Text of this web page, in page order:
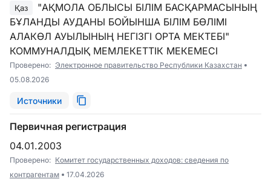
Қаз
"АҚМОЛА ОБЛЫСЫ БІЛІМ БАСҚАРМАСЫНЫҢ
БҰЛАНДЫ АУДАНЫ БОЙЫНША БІЛІМ БӨЛІМІ
АЛАКӨЛ АУЫЛЫНЫҢ НЕГІЗГІ ОРТА МЕКТЕБІ"
КОММУНАЛДЫҚ МЕМЛЕКЕТТІК МЕКЕМЕСІ
Проверено: Электронное правительство Республики Казахстан
05.08.2026
Источники
Первичная регистрация
04.01.2003
Проверено: Комитет государственных доходов: сведения по
контрагентам
17.04.2026